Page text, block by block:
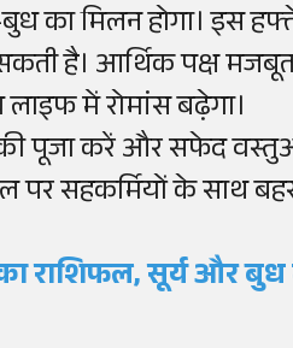
का मिलन होगा। इस
है। आर्थिक पक्ष
में रोमांस बढ़ेगा।
की पूजा करें और सफेद
पर सहकर्मियों के साथ
राशिफल, सूर्य और